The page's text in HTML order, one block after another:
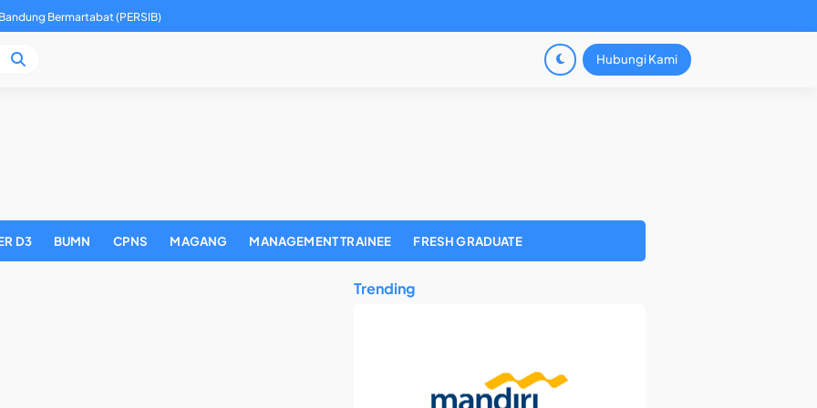
Kantor Wilayah 02
Hubungi Kami
D3 BUMN CPNS MAGANG MANAGEMENT TRAINEE FRESH GRADUATE
Trending